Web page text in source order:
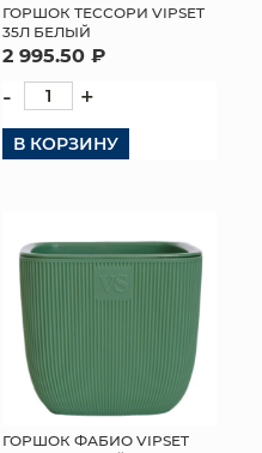
ГОРШОК ТЕССОРИ VIPSET
35Л БЕЛЫЙ
2 995.50 ₽
- +
В КОРЗИНУ
ГОРШОК ФАБИО VIPSET